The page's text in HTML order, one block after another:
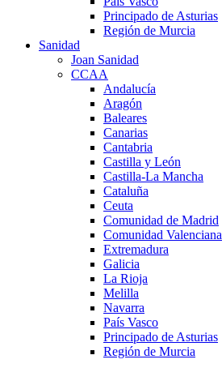
Principado de Asturias
Región de Murcia
Sanidad
Joan Sanidad
CCAA
Andalucía
Aragón
Baleares
Canarias
Cantabria
Castilla y León
Castilla-La Mancha
Cataluña
Ceuta
Comunidad de Madrid
Comunidad Valenciana
Extremadura
Galicia
La Rioja
Melilla
Navarra
País Vasco
Principado de Asturias
Región de Murcia